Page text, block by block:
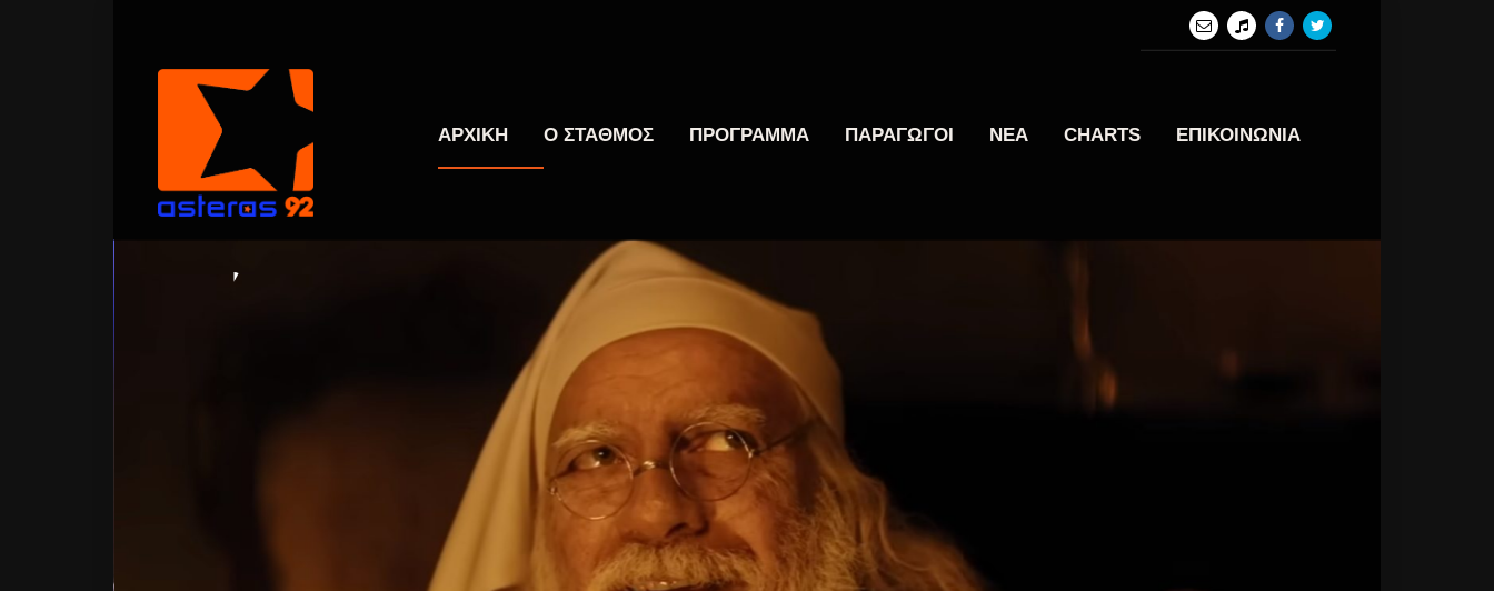
ΑΡΧΙΚΗ Ο ΣΤΑΘΜΟΣ ΠΡΟΓΡΑΜΜΑ ΠΑΡΑΓΩΓΟΙ ΝΕΑ CHARTS ΕΠΙΚΟΙΝΩΝΙΑ